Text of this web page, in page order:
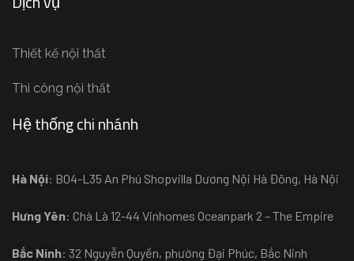
Thiết kế nội thất
Thi công nội thất
Hệ thống chi nhánh
Hà Nội: B04-L35 An Phú Shopvilla Dương Nội Hà Đông, Hà Nội
Hưng Yên: Chà Là 12-44 Vinhomes Oceanpark 2 – The Empire
Bắc Ninh: 32 Nguyễn Quyền, phường Đại Phúc, Bắc Ninh